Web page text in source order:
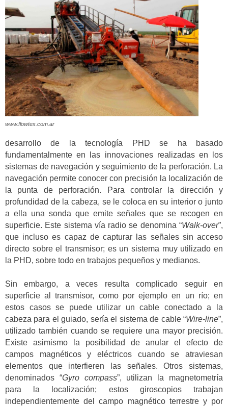
www.flowtex.com.ar
desarrollo de la tecnología PHD se ha basado
fundamentalmente en las innovaciones realizadas en los
sistemas de navegación y seguimiento de la perforación. La
navegación permite conocer con precisión la localización de
la punta de perforación. Para controlar la dirección y
profundidad de la cabeza, se le coloca en su interior o junto
a ella una sonda que emite señales que se recogen en
superficie. Este sistema vía radio se denomina “Walk-over”,
que incluso es capaz de capturar las señales sin acceso
directo sobre el transmisor; es un sistema muy utilizado en
la PHD, sobre todo en trabajos pequeños y medianos.
Sin embargo, a veces resulta complicado seguir en
superficie al transmisor, como por ejemplo en un río; en
estos casos se puede utilizar un cable conectado a la
cabeza para el guiado, sería el sistema de cable “Wire-line”,
utilizado también cuando se requiere una mayor precisión.
Existe asimismo la posibilidad de anular el efecto de
campos magnéticos y eléctricos cuando se atraviesan
elementos que interfieren las señales. Otros sistemas,
denominados “Gyro compass”, utilizan la magnetometría
para la localización; estos giroscopios trabajan
independientemente del campo magnético terrestre y por